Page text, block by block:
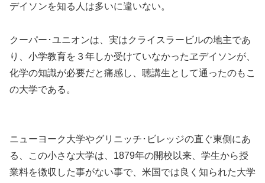
デイソンを知る人は多いに違いない。
クーパー･ユニオンは、実はクライスラービルの地主であ
り、小学教育を３年しか受けていなかったヱデイソンが、
化学の知識が必要だと痛感し、聴講生として通ったのもこ
の大学である。
ニューヨーク大学やグリニッチ･ビレッジの直ぐ東側にあ
る、この小さな大学は、1879年の開校以来、学生から授
業料を徴収した事がない事で、米国では良く知られた大学